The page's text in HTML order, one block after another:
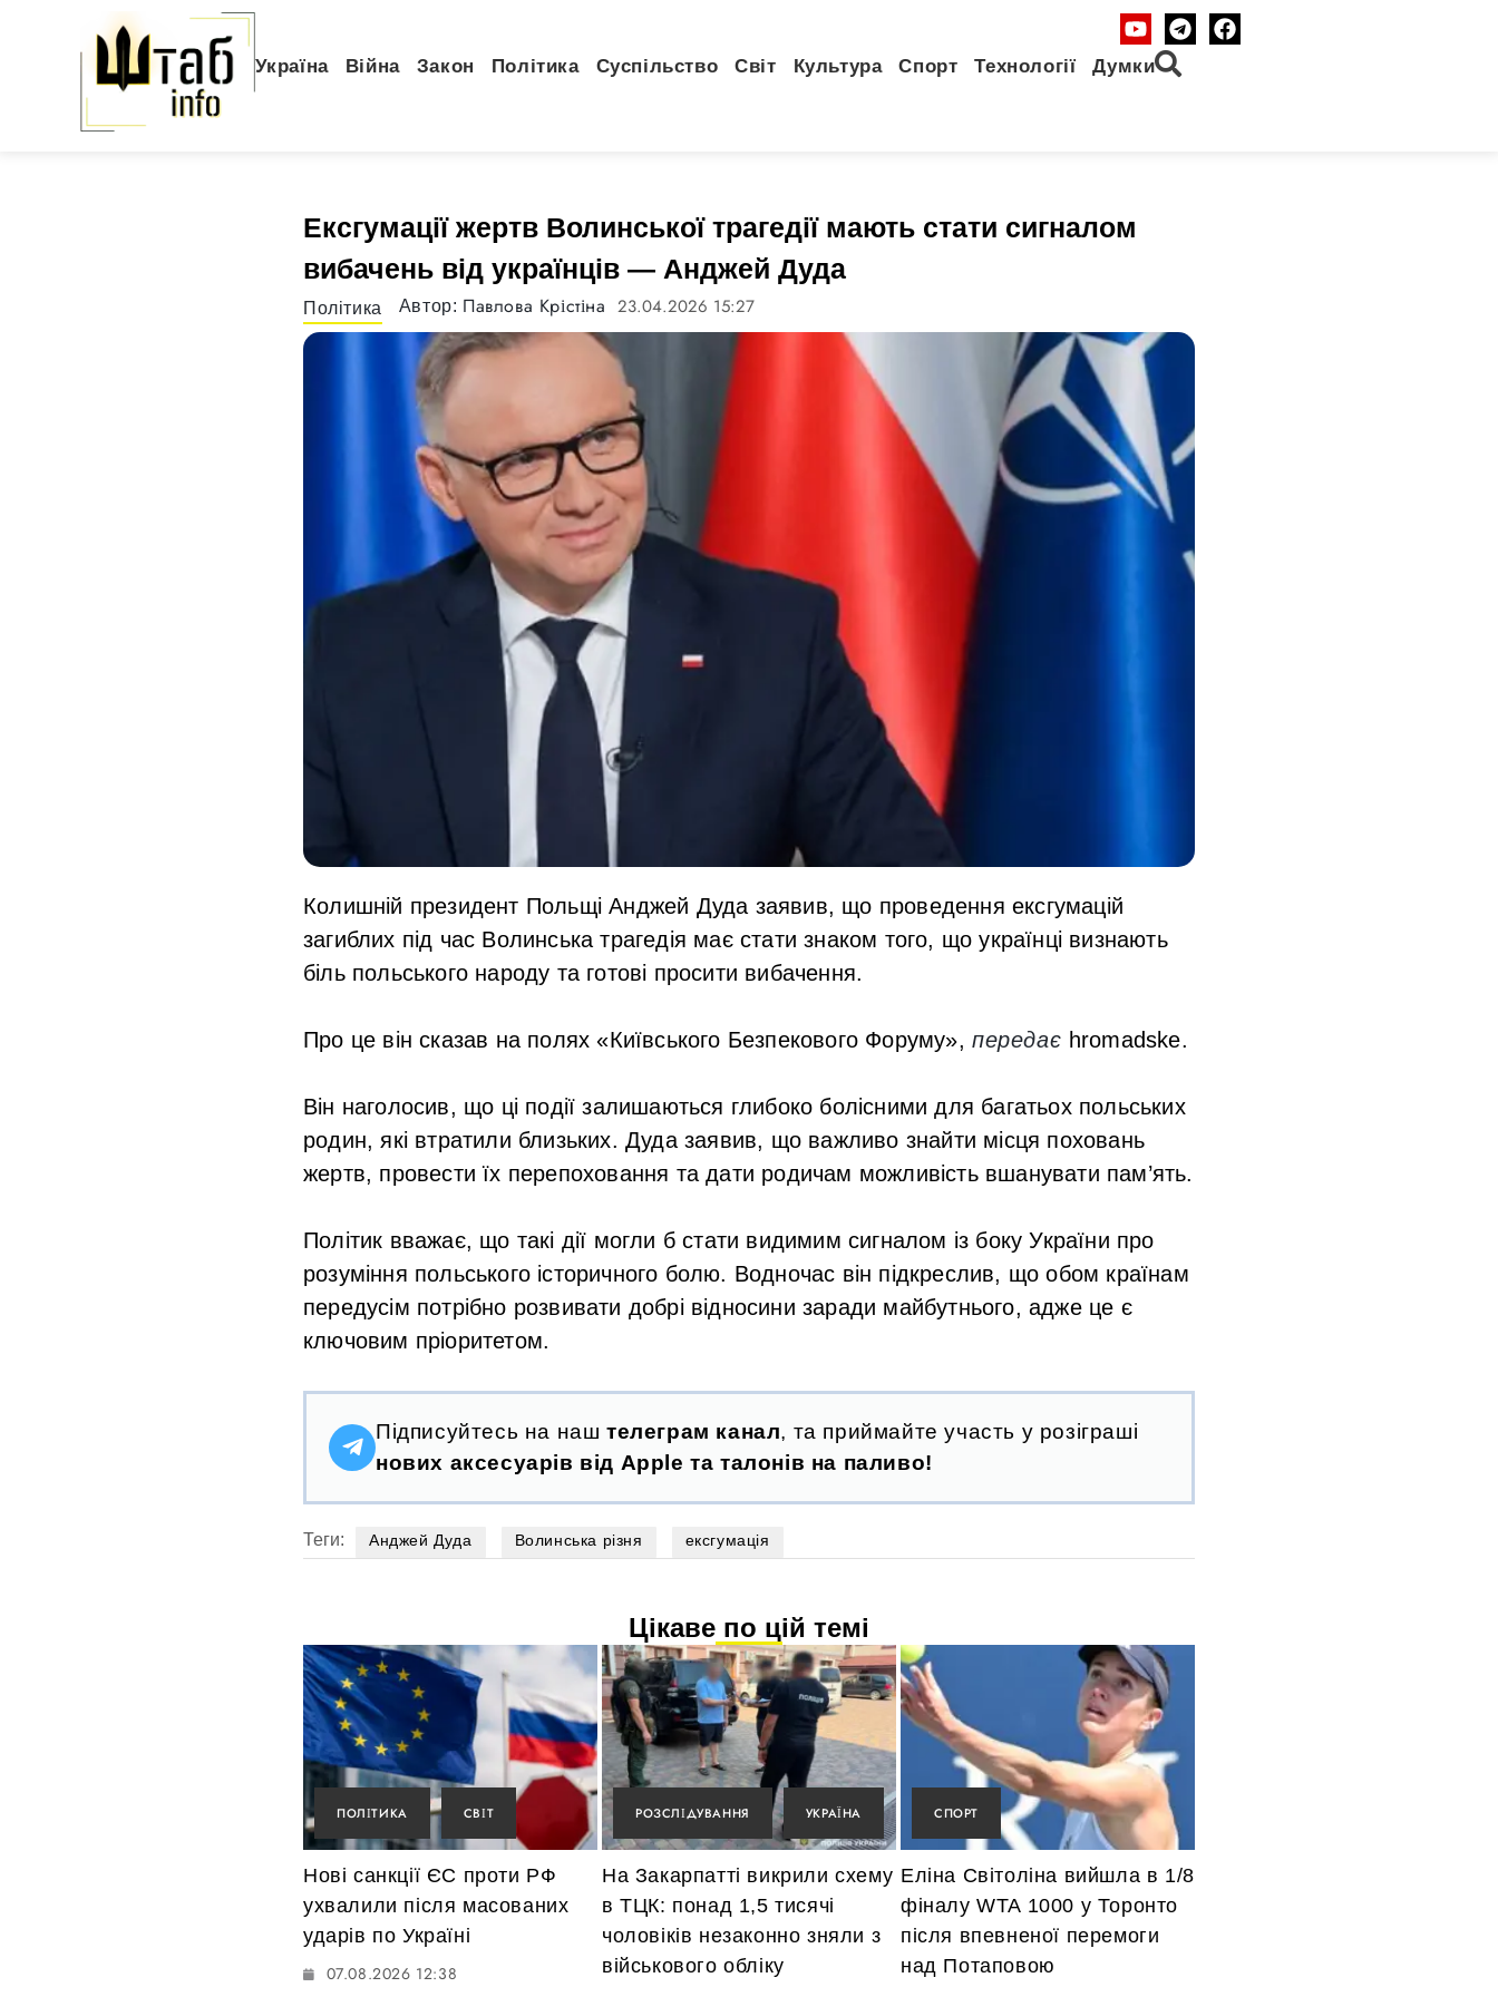
Україна Війна Закон Політика Суспільство Світ Культура Спорт Технології Думки
Ексгумації жертв Волинської трагедії мають стати сигналом
вибачень від українців — Анджей Дуда
Політика Автор: Павлова Крістіна 23.04.2026 15:27
Колишній президент Польщі Анджей Дуда заявив, що проведення ексгумацій
загиблих під час Волинська трагедія має стати знаком того, що українці визнають
біль польського народу та готові просити вибачення.
Про це він сказав на полях «Київського Безпекового Форуму», передає hromadske.
Він наголосив, що ці події залишаються глибоко болісними для багатьох польських
родин, які втратили близьких. Дуда заявив, що важливо знайти місця поховань
жертв, провести їх перепоховання та дати родичам можливість вшанувати пам’ять.
Політик вважає, що такі дії могли б стати видимим сигналом із боку України про
розуміння польського історичного болю. Водночас він підкреслив, що обом країнам
передусім потрібно розвивати добрі відносини заради майбутнього, адже це є
ключовим пріоритетом.
Підписуйтесь на наш телеграм канал, та приймайте участь у розіграші
нових аксесуарів від Apple та талонів на паливо!
Теги: Анджей Дуда Волинська різня ексгумація
Цікаве по цій темі
ПОЛІТИКА СВІТ
Нові санкції ЄС проти РФ
ухвалили після масованих
ударів по Україні
07.08.2026 12:38
РОЗСЛІДУВАННЯ УКРАЇНА
На Закарпатті викрили схему
в ТЦК: понад 1,5 тисячі
чоловіків незаконно зняли з
військового обліку
СПОРТ
Еліна Світоліна вийшла в 1/8
фіналу WTA 1000 у Торонто
після впевненої перемоги
над Потаповою